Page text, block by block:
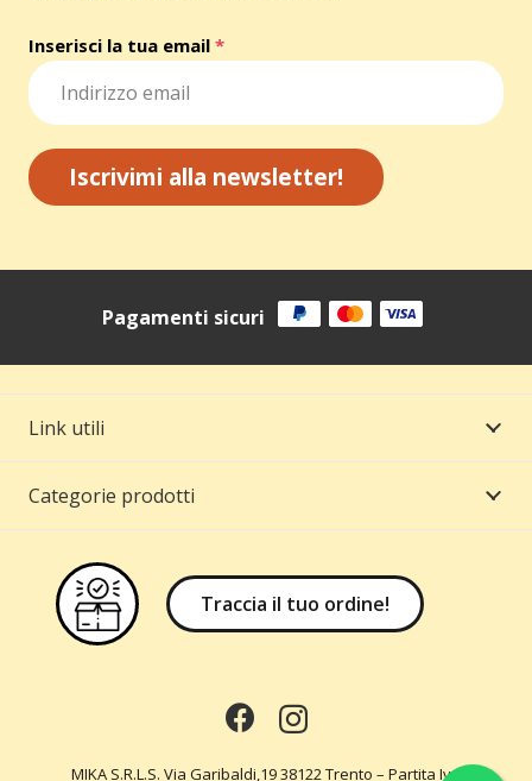
Inserisci la tua email *
Iscrivimi alla newsletter!
Pagamenti sicuri
Link utili
Categorie prodotti
Traccia il tuo ordine!
MIKA S.R.L.S. Via Garibaldi,19 38122 Trento – Partita Iva